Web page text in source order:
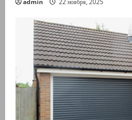
admin 22 ноября, 2025